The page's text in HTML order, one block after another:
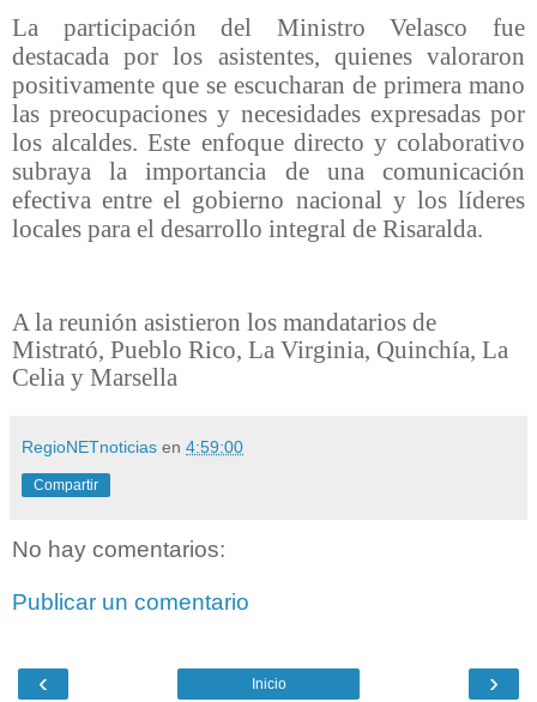
La participación del Ministro Velasco fue
destacada por los asistentes, quienes valoraron
positivamente que se escucharan de primera mano
las preocupaciones y necesidades expresadas por
los alcaldes. Este enfoque directo y colaborativo
subraya la importancia de una comunicación
efectiva entre el gobierno nacional y los líderes
locales para el desarrollo integral de Risaralda.
A la reunión asistieron los mandatarios de
Mistrató, Pueblo Rico, La Virginia, Quinchía, La
Celia y Marsella
RegioNETnoticias en 4:59:00
Compartir
No hay comentarios:
Publicar un comentario
‹ ›
Inicio